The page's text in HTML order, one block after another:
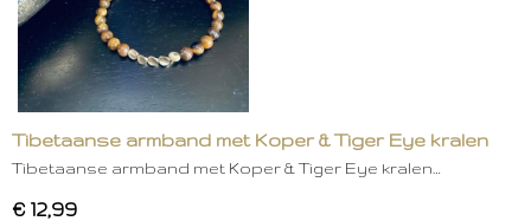
Tibetaanse armband met Koper & Tiger Eye kralen
Tibetaanse armband met Koper & Tiger Eye kralen…
€ 12,99